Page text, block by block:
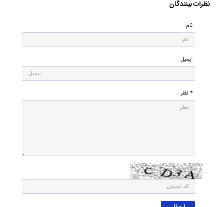
نظرات بینندگان
نام
ایمیل
* نظر